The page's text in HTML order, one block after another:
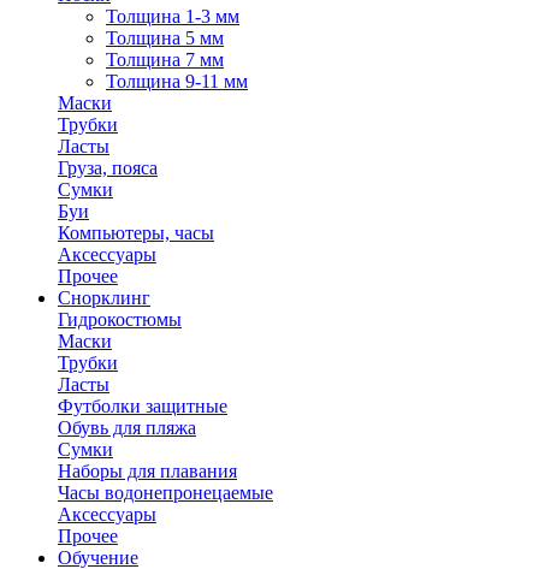
Толщина 1-3 мм
Толщина 5 мм
Толщина 7 мм
Толщина 9-11 мм
Маски
Трубки
Ласты
Груза, пояса
Сумки
Буи
Компьютеры, часы
Аксессуары
Прочее
Снорклинг
Гидрокостюмы
Маски
Трубки
Ласты
Футболки защитные
Обувь для пляжа
Сумки
Наборы для плавания
Часы водонепронецаемые
Аксессуары
Прочее
Обучение